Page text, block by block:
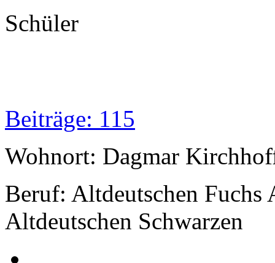
Schüler
Beiträge: 115
Wohnort: Dagmar
Beruf: Altdeutschen Fuchs
Altdeutschen Schwarzen